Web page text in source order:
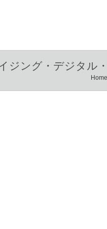
ジング・デジタル
Home